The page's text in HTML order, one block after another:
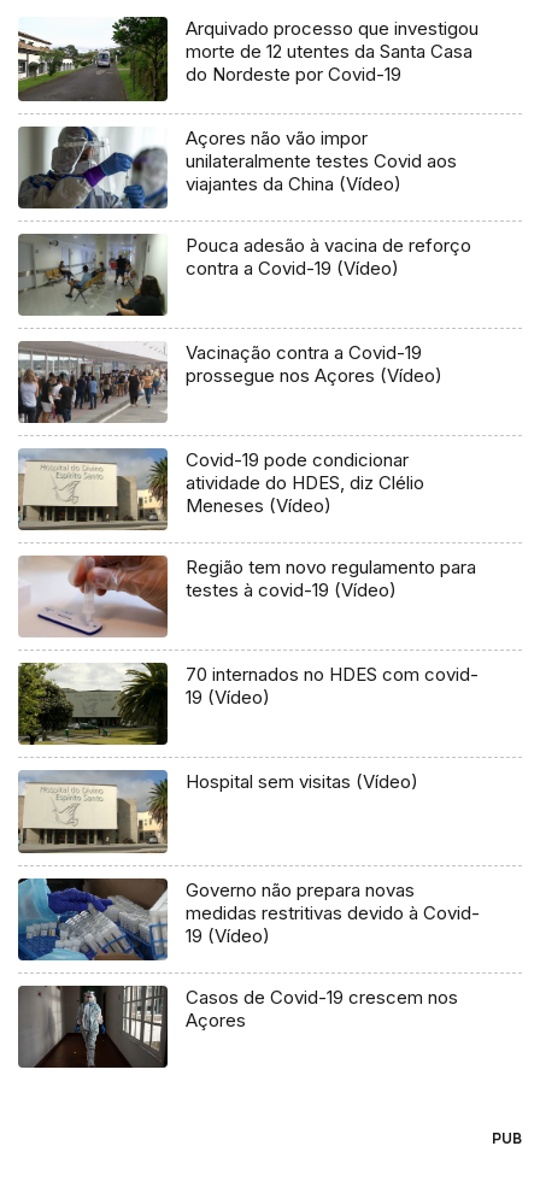
Arquivado processo que investigou
morte de 12 utentes da Santa Casa
do Nordeste por Covid-19
Açores não vão impor
unilateralmente testes Covid aos
viajantes da China (Vídeo)
Pouca adesão à vacina de reforço
contra a Covid-19 (Vídeo)
Vacinação contra a Covid-19
prossegue nos Açores (Vídeo)
Covid-19 pode condicionar
atividade do HDES, diz Clélio
Meneses (Vídeo)
Região tem novo regulamento para
testes à covid-19 (Vídeo)
70 internados no HDES com covid-
19 (Vídeo)
Hospital sem visitas (Vídeo)
Governo não prepara novas
medidas restritivas devido à Covid-
19 (Vídeo)
Casos de Covid-19 crescem nos
Açores
PUB